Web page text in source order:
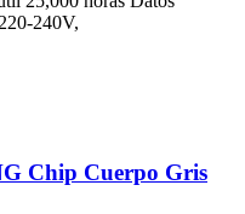
240V,
Chip Cuerpo Gris